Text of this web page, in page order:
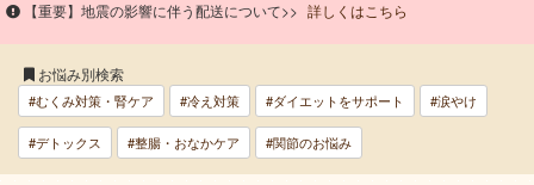
【重要】地震の影響に伴う配送について>> 詳しくはこちら
お悩み別検索
#むくみ対策・腎ケア #冷え対策 #ダイエットをサポート #涙やけ
#デトックス #整腸・おなかケア #関節のお悩み